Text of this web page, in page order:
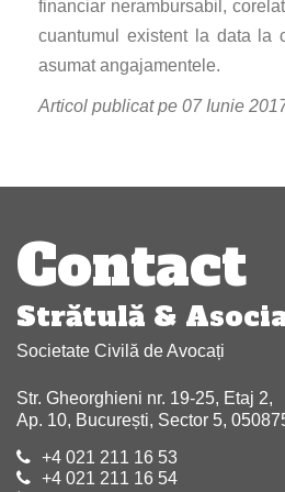
financiar nerambursabil,
cuantumul existent la data la
asumat angajamentele.
Articol publicat pe 07 Iunie
Navigare
articole
Contact
Strătulă &
Societate Civilă de Avocați
Str. Gheorghieni nr. 19-25, Etaj 2,
Ap. 10, București, Sector 5,
+4 021 211 16 53
+4 021 211 16 54